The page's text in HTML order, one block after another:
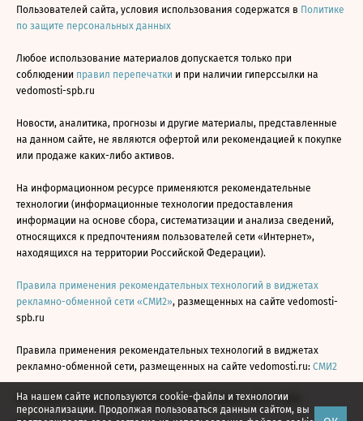
На нашем сайте используются cookie-файлы и технологии
персонализации. Продолжая пользоваться данным сайтом, вы
Пользователей сайта, условия использования содержатся в Политике
по защите персональных данных
Любое использование материалов допускается только при
соблюдении правил перепечатки и при наличии гиперссылки на
vedomosti-spb.ru
Новости, аналитика, прогнозы и другие материалы, представленные
на данном сайте, не являются офертой или рекомендацией к покупке
или продаже каких-либо активов.
На информационном ресурсе применяются рекомендательные
технологии (информационные технологии предоставления
информации на основе сбора, систематизации и анализа сведений,
относящихся к предпочтениям пользователей сети «Интернет»,
находящихся на территории Российской Федерации).
Правила применения рекомендательных технологий в виджетах
рекламно-обменной сети «СМИ2», размещенных на сайте vedomosti-
spb.ru
Правила применения рекомендательных технологий в виджетах
рекламно-обменной сети, размещенных на сайте vedomosti.ru: СМИ2
Все права защищены © АО «Бизнес Ньюс Медиа», 2024 - 2026